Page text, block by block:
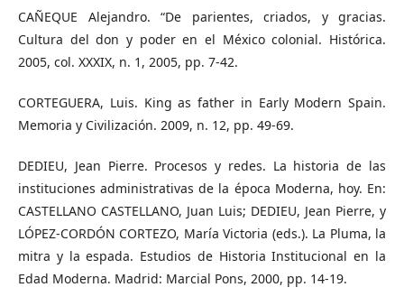
CAÑEQUE Alejandro. “De parientes, criados, y gracias.
Cultura del don y poder en el México colonial. Histórica.
2005, col. XXXIX, n. 1, 2005, pp. 7-42.
CORTEGUERA, Luis. King as father in Early Modern Spain.
Memoria y Civilización. 2009, n. 12, pp. 49-69.
DEDIEU, Jean Pierre. Procesos y redes. La historia de las
instituciones administrativas de la época Moderna, hoy. En:
CASTELLANO CASTELLANO, Juan Luis; DEDIEU, Jean Pierre, y
LÓPEZ-CORDÓN CORTEZO, María Victoria (eds.). La Pluma, la
mitra y la espada. Estudios de Historia Institucional en la
Edad Moderna. Madrid: Marcial Pons, 2000, pp. 14-19.